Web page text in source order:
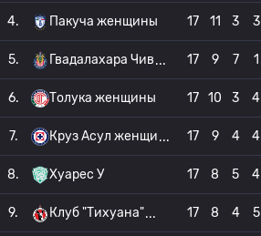
4. Пакуча женщины 17 11 3 3
5. Гвадалахара Чив 17 9 7 1
6. Толука женщины 17 10 3 4
7. Круз Асул женщи 17 9 4 4
8. Хуарес У 17 8 5 4
9. Клуб "Тихуана" 17 8 4 5